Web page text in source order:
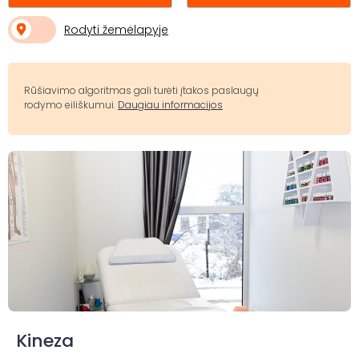
Rodyti žemėlapyje
Rūšiavimo algoritmas gali turėti įtakos paslaugų
rodymo eiliškumui. Daugiau informacijos
Kineza